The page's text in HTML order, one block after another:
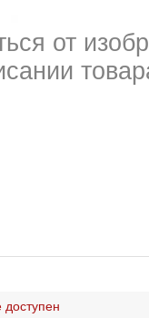
от